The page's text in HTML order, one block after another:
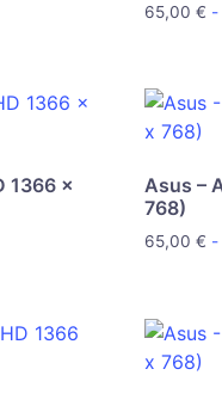
65,00€ -
1366 x
Asus –
768)
65,00€ -